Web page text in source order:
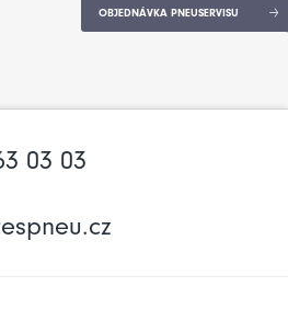
OBJEDNÁVKA PNEUSERVISU
03 03